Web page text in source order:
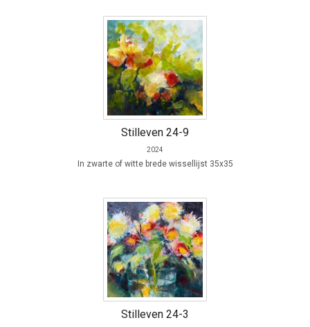
Stilleven 24-9
2024
In zwarte of witte brede wissellijst 35x35
Stilleven 24-3